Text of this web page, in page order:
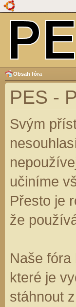
Obsah fóra
PES -
Svým
učiníme
Přesto je
že
Naše
které je
stáhnout z